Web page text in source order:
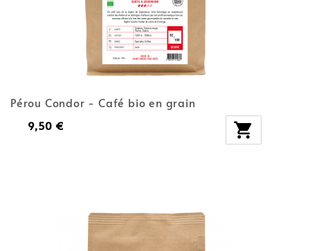
Pérou Condor - Café bio en grain
9,50 € 